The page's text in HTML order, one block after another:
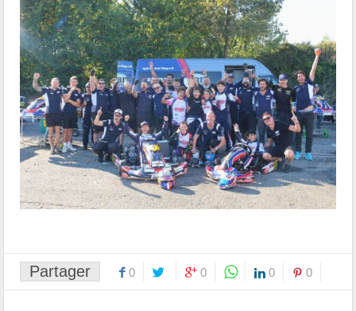
Partager 0 0 0 0